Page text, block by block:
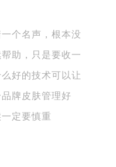
个名声，根本没
助，只是要收一
好的技术可以让
牌皮肤管理好
定要慎重